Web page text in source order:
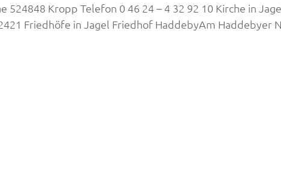
Kropp Telefon 0 46 24 – 4 32 92 10 Kirche in
Friedhöfe in Jagel Friedhof HaddebyAm Haddebyer